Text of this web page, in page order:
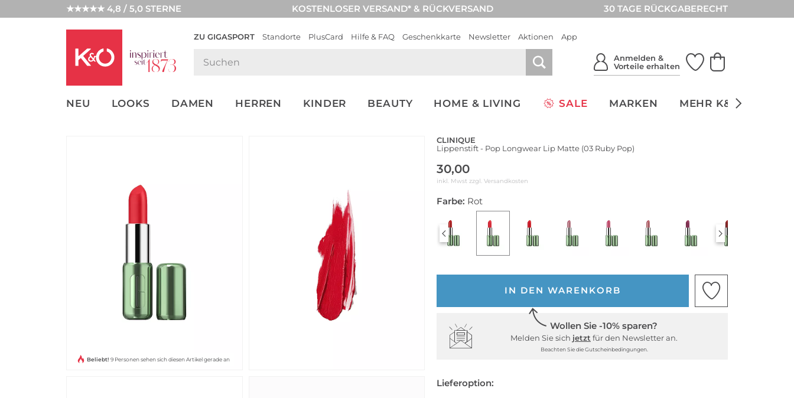
★★★★★ 4,8 / 5,0 STERNE KOSTENLOSER VERSAND* & RÜCKVERSAND 30 TAGE RÜCKGABERECHT
ZU GIGASPORT Standorte PlusCard Hilfe & FAQ Geschenkkarte Newsletter Aktionen App
Anmelden &
Vorteile erhalten
NEU LOOKS DAMEN HERREN KINDER BEAUTY HOME & LIVING SALE MARKEN MEHR K&Ö
UNSERE APP
CLICK &
Beliebt! 9 Personen sehen sich diesen Artikel gerade an
CLINIQUE
Lippenstift - Pop Longwear Lip Matte (03 Ruby Pop)
30,00
inkl. Mwst zzgl. Versandkosten
Farbe: Rot
IN DEN WARENKORB
Wollen Sie -10% sparen?
Melden Sie sich jetzt für den Newsletter an.
Beachten Sie die Gutscheinbedingungen.
Lieferoption: